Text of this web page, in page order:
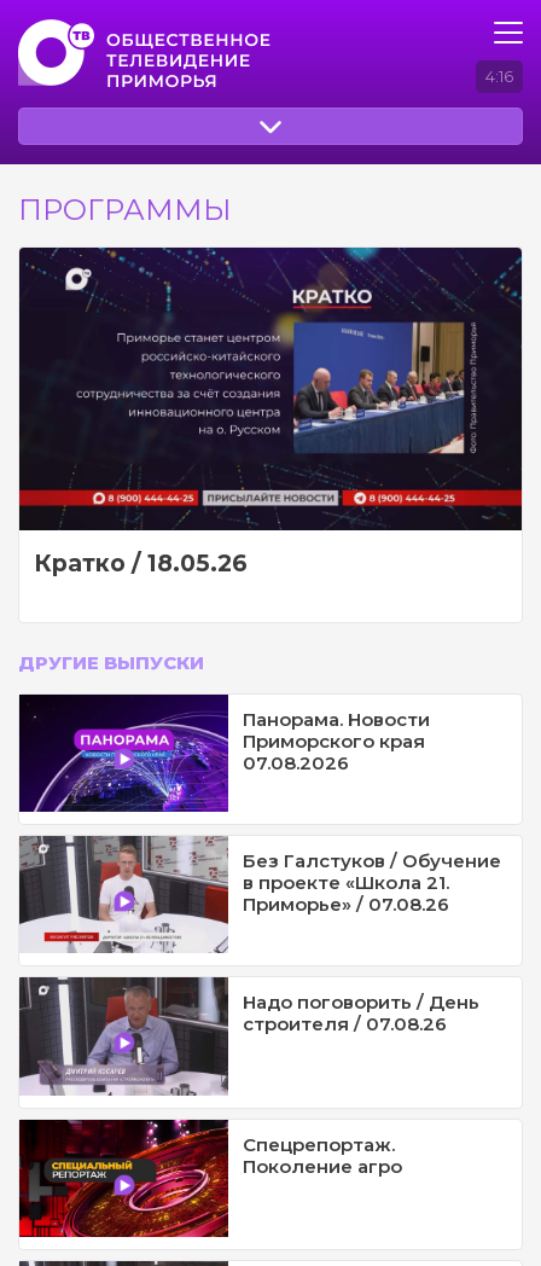
4:16
ПРОГРАММЫ
Кратко / 18.05.26
ДРУГИЕ ВЫПУСКИ
Панорама. Новости
Приморского края
07.08.2026
Без Галстуков / Обучение
в проекте «Школа 21.
Приморье» / 07.08.26
Надо поговорить / День
строителя / 07.08.26
Спецрепортаж.
Поколение агро